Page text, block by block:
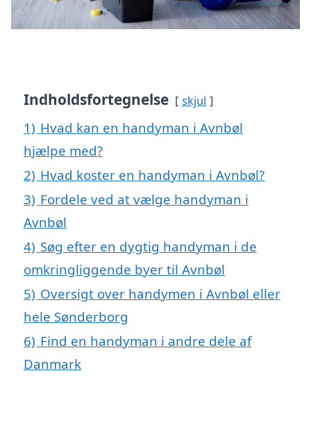
Indholdsfortegnelse skjul
1) Hvad kan en handyman i Avnbøl
hjælpe med?
2) Hvad koster en handyman i Avnbøl?
3) Fordele ved at vælge handyman i
Avnbøl
4) Søg efter en dygtig handyman i de
omkringliggende byer til Avnbøl
5) Oversigt over handymen i Avnbøl eller
hele Sønderborg
6) Find en handyman i andre dele af
Danmark